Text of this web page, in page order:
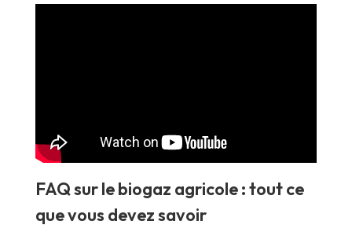
FAQ sur le biogaz agricole : tout ce
que vous devez savoir